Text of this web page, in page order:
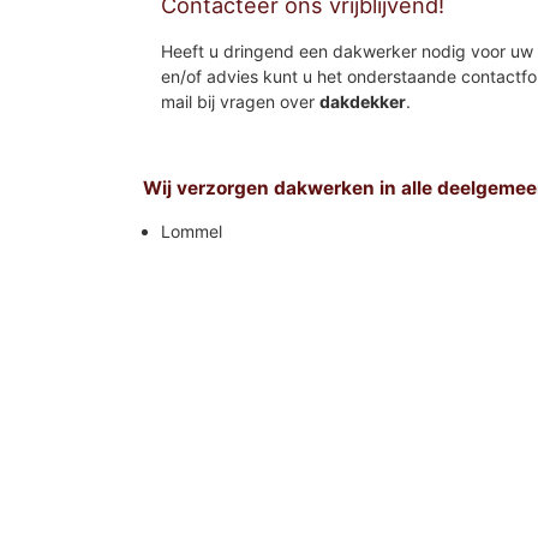
Heeft u dringend een dakwerker nodig voor
en/of advies kunt u het onderstaande
mail bij vragen overdakdekker.
Wij verzorgen dakwerken in alle
Lommel